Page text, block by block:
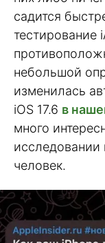
садится
тестирование
небольшой
изменилась
iOS 17.6 в
много
исследовании
человек.